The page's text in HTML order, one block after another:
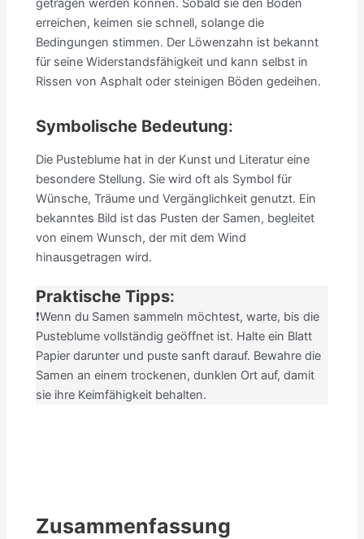
erreichen, keimen sie schnell, solange die
Bedingungen stimmen. Der Löwenzahn ist bekannt
für seine Widerstandsfähigkeit und kann selbst in
Rissen von Asphalt oder steinigen Böden gedeihen.
Symbolische Bedeutung:
Die Pusteblume hat in der Kunst und Literatur eine
besondere Stellung. Sie wird oft als Symbol für
Wünsche, Träume und Vergänglichkeit genutzt. Ein
bekanntes Bild ist das Pusten der Samen, begleitet
von einem Wunsch, der mit dem Wind
hinausgetragen wird.
Praktische Tipps:
❗Wenn du Samen sammeln möchtest, warte, bis die
Pusteblume vollständig geöffnet ist. Halte ein Blatt
Papier darunter und puste sanft darauf. Bewahre die
Samen an einem trockenen, dunklen Ort auf, damit
sie ihre Keimfähigkeit behalten.
Zusammenfassung